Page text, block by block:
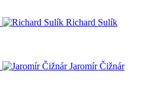
Richard Sulík
Jaromír Čižnár